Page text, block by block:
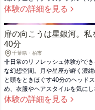
間で味わえます。ここで毎日19
よい金額です。
体験の詳細を見る
扉の向こうは星銀河。
40分
千葉県・柏市
非日常のリフレッシュ体験がで
な幻想空間。月や星座が瞬く濃
と頭をときほぐす40分のヘッド
め、衣服やヘアスタイルを気に
ヘッドスパ体験を、頑張るあの人
体験の詳細を見る